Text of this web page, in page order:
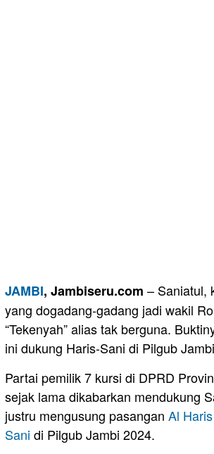
JAMBI, Jambiseru.com – Saniatul,
yang dogadang-gadang jadi wakil
“Tekenyah” alias tak berguna.
ini dukung Haris-Sani di Pilgub
Partai pemilik 7 kursi di DPRD
sejak lama dikabarkan mendukung
justru mengusung pasangan Al Haris
Sani di Pilgub Jambi 2024.